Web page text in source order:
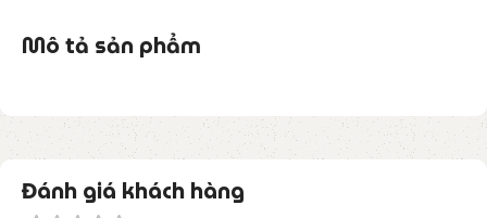
Mô tả sản phẩm
Đánh giá khách hàng